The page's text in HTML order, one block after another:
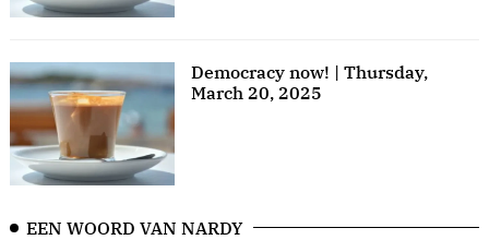
Democracy now! | Thursday,
March 20, 2025
EEN WOORD VAN NARDY